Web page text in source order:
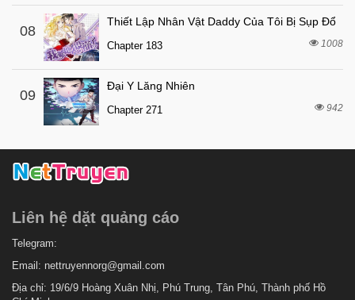
Chapter 310 5 tháng trước
Chapter 309.2
Chapter 309
Chapter 308 5 tháng trước
Chapter 307
Chapter 305
Chapter 303 5 tháng trước
Chapter 302
Chapter 301
5 tháng trước
08
Thiết Lập Nhân Vật Daddy Của Tôi Bị Sụp Đổ
Chapter 183 1008
09
Đại Y Lăng Nhiên
Chapter 271 942
Liên hệ dặt quảng cáo
Telegram:
Email: nettruyennorg@gmail.com
Địa chỉ: 19/6/9 Hoàng Xuân Nhị, Phú Trung, Tân Phú, Thành phố Hồ